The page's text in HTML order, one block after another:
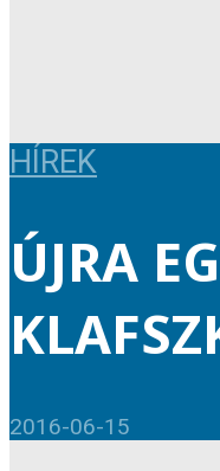
HÍREK
ÚJRA
2016-06-15